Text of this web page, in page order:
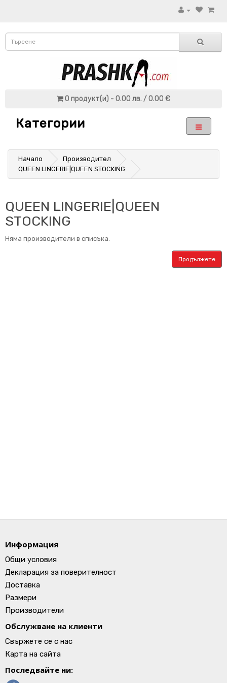
0 продукт(и) - 0.00 лв. / 0.00 €
Категории
Начало
Производител
QUEEN LINGERIE|QUEEN STOCKING
QUEEN LINGERIE|QUEEN
STOCKING
Няма производители в списъка.
Продължете
Информация
Общи условия
Декларация за поверителност
Доставка
Размери
Производители
Обслужване на клиенти
Свържете се с нас
Карта на сайта
Последвайте ни: